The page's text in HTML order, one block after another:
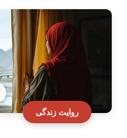
روایت زندگی